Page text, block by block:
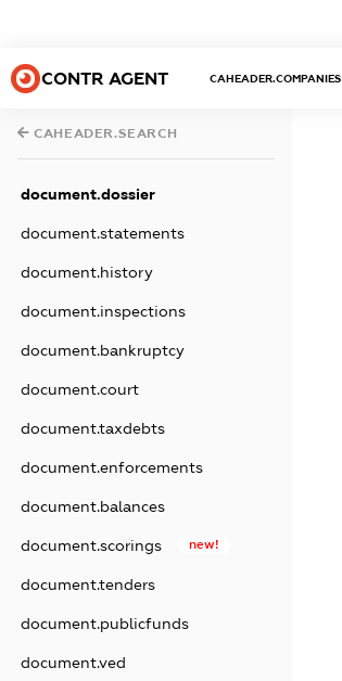
CONTR AGENT CAHEADER.COMPANIES
CAHEADER.SEARCH
document.dossier
document.statements
document.history
document.inspections
document.bankruptcy
document.court
document.taxdebts
document.enforcements
document.balances
document.scorings new!
document.tenders
document.publicfunds
document.ved